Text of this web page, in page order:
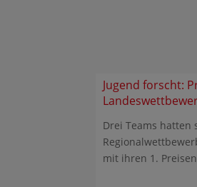
Jugend forscht:
Drei Teams hatten
mit ihren 1.